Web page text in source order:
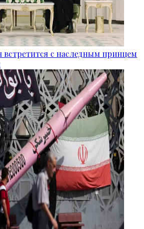
встретится с наследным принцем